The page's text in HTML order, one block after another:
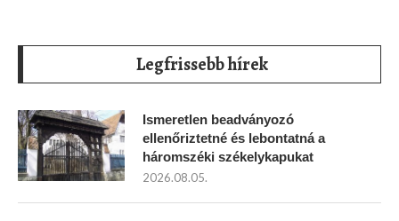
Legfrissebb hírek
Ismeretlen beadványozó
ellenőriztetné és lebontatná a
háromszéki székelykapukat
2026.08.05.